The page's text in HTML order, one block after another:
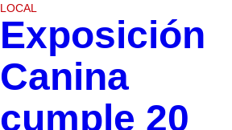
LOCAL
Exposición
Canina
cumple 20